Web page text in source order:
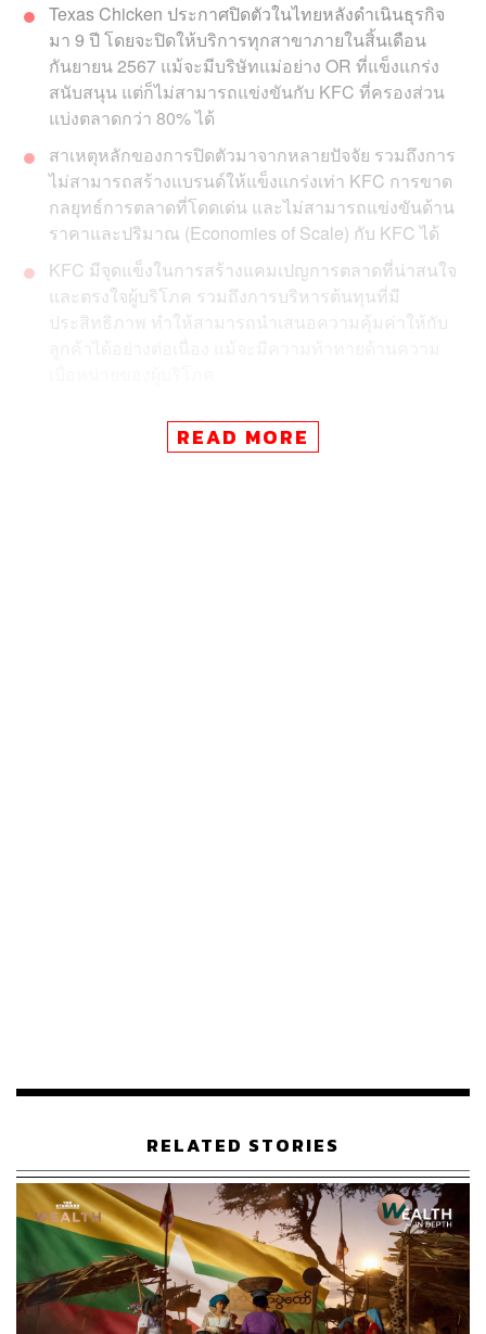
Texas Chicken ประกาศปิดตัวในไทยหลังดำเนินธุรกิจ
มา 9 ปี โดยจะปิดให้บริการทุกสาขาภายในสิ้นเดือน
กันยายน 2567 แม้จะมีบริษัทแม่อย่าง OR ที่แข็งแกร่ง
สนับสนุน แต่ก็ไม่สามารถแข่งขันกับ KFC ที่ครองส่วน
แบ่งตลาดกว่า 80% ได้
สาเหตุหลักของการปิดตัวมาจากหลายปัจจัย รวมถึงการ
ไม่สามารถสร้างแบรนด์ให้แข็งแกร่งเท่า KFC การขาด
กลยุทธ์การตลาดที่โดดเด่น และไม่สามารถแข่งขันด้าน
ราคาและปริมาณ (Economies of Scale) กับ KFC ได้
KFC มีจุดแข็งในการสร้างแคมเปญการตลาดที่น่าสนใจ
และตรงใจผู้บริโภค รวมถึงการบริหารต้นทุนที่มี
ประสิทธิภาพ ทำให้สามารถนำเสนอความคุ้มค่าให้กับ
สำหรับธุรกิจอาหาร แสดงให้เห็นถึงความสำคัญของ
บทความที่เกี่ยวข้อง:
‘กลยุทธ์หนีตาย’ ที่บีบให้ลงสู่สมรภูมิบุฟเฟต์ ซึ่งขึ้นชื่อเรื่
องการแข่งขันดุเดือดและชูจุดขายด้านราคา
วิเคราะห์ความฮอต ‘น้องเนย’ มาสคอตจากร้าน Butter
bear จะอยู่ในกระแสการตลาดได้นานแค่ไหน?
ตลาดเบียร์ 2.6 แสนล้าน ศึกชิงแชมป์เดือด! สิงห์-ลีโอ จั
บมือ ช้าง สกัดน้องใหม่ ‘คาราบาว’ ที่ขอชิงส่วนแบ่ง 1
0% ถ้าไม่ได้ปีนี้ก็จะเอาปีหน้า
READ MORE
RELATED STORIES